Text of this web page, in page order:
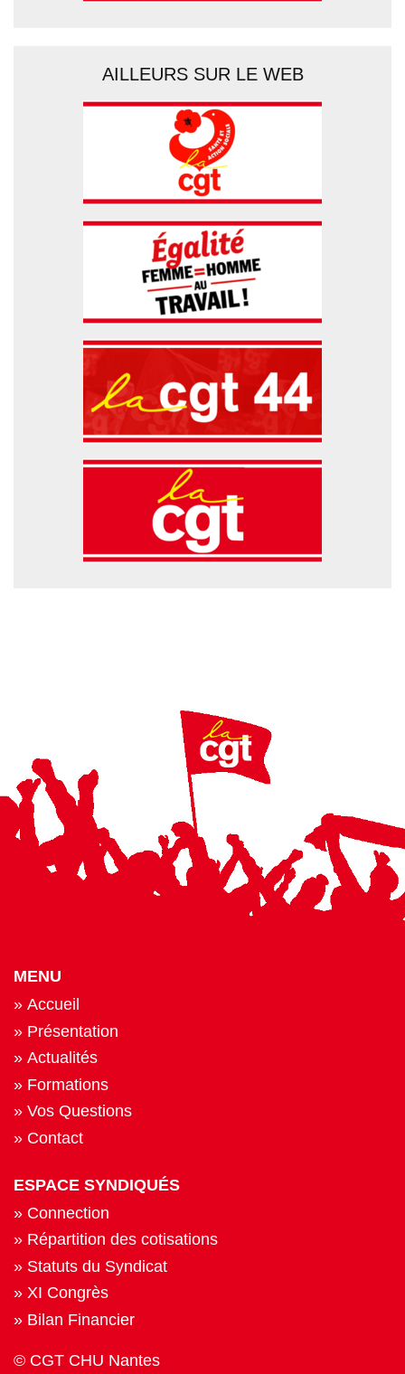
AILLEURS SUR LE WEB
MENU
Accueil
Présentation
Actualités
Formations
Vos Questions
Contact
ESPACE SYNDIQUÉS
Connection
Répartition des cotisations
Statuts du Syndicat
XI Congrès
Bilan Financier
© CGT CHU Nantes